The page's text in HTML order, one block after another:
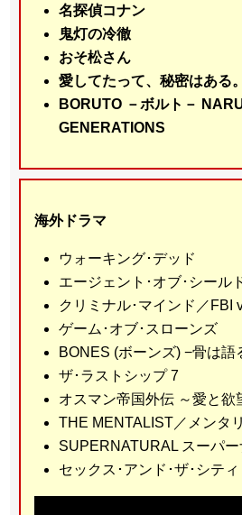
名探偵コナン
鬼灯の冷徹
おそ松さん
愛してたって、秘密はある
BORUTO －ボルト－
GENERATIONS
海外ドラマ
ウォーキング･デッド
エージェント･オブ･シール
クリミナル･マインド／FBI
ゲーム･オブ･スローンズ
BONES (ボーンズ) −骨は語
ザ･ラストシップ 7
オスマン帝国外伝 ～愛と欲
THE MENTALIST／メンタ
SUPERNATURAL スーパ
セックス･アンド･ザ･シティ